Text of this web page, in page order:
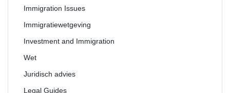
Immigration Issues
Immigratiewetgeving
Investment and Immigration
Wet
Juridisch advies
Legal Guides